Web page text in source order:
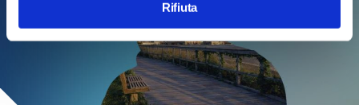
Rifiuta